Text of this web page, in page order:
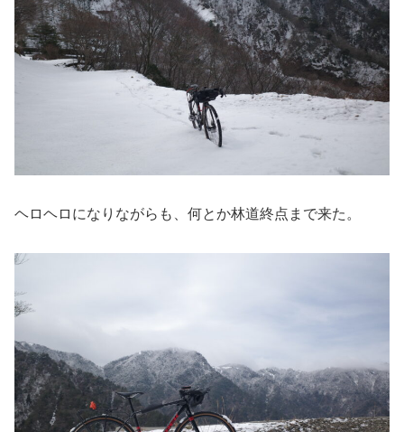
ヘロヘロになりながらも、何とか林道終点まで来た。